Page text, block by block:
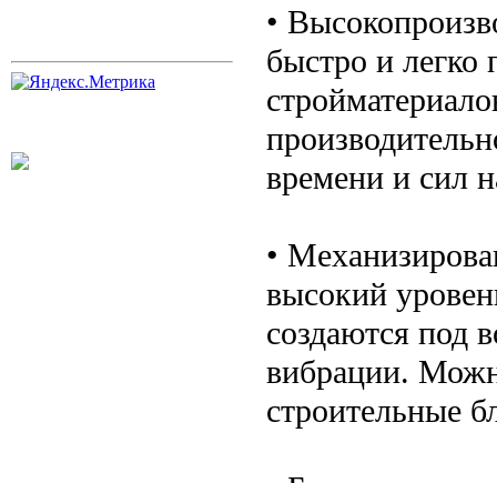
•
быстро и
времени и сил
•
высокий
создаются под
вибрации.
строительные